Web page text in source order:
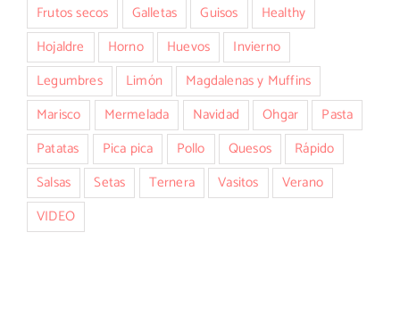
Frutos secos
Galletas Guisos
Healthy
Hojaldre
Horno Huevos
Invierno
Legumbres
Limón
Magdalenas y Muffins
Marisco
Mermelada Navidad Ohgar
Pasta
Patatas
Pica pica Pollo Quesos
Rápido
Salsas
Setas Ternera Vasitos
Verano
VIDEO